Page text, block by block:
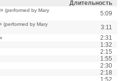
Длительность
(performed by Mary
5:09
(performed by Mary
3:11
2:31
1:32
2:15
1:55
2:30
2:18